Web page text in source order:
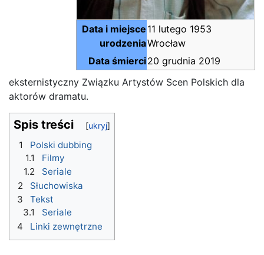
Data i miejsce
urodzenia
11 lutego 1953
Wrocław
Data śmierci20 grudnia 2019
eksternistyczny Związku Artystów Scen Polskich dla
aktorów dramatu.
Spis treści
1
Polski dubbing
1.1
Filmy
1.2
Seriale
2
Słuchowiska
3
Tekst
3.1
Seriale
4
Linki zewnętrzne